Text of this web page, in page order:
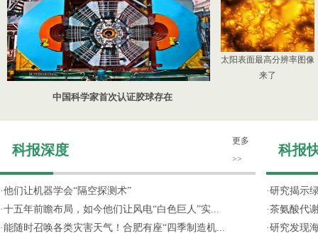
中国科学家首次认证胶球存在
太阳表面最高分辨率图像
来了
科报深度
更多
>>
·他们让机器学会“隔空探测术”
·十五年前瞻布局，如今他们让风电“白色巨人”实...
·能随时召唤各类灾害天气！合肥有座“四季制造机...
科报
·研究揭示
·茶氨酸代
·研究发现